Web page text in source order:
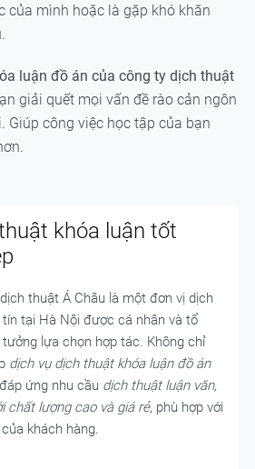
của mình hoặc là gặp khó khăn
luận đồ án của công ty dịch thuật
giải quết mọi vấn đề rào cản ngôn
Giúp công việc học tập của bạn
khóa luận tốt
thuật Á Châu là một đơn vị dịch
tại Hà Nội được cá nhân và tổ
lựa chọn hợp tác. Không chỉ
dịch vụ dịch thuật khóa luận đồ án
ứng nhu cầu dịch thuật luận văn,
chất lượng cao và giá rẻ, phù hợp với
khách hàng.